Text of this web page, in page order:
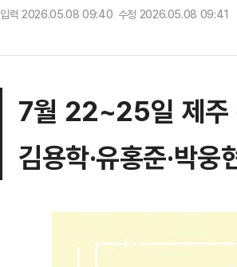
입력 2026.05.08 09:40 수정 2026.05.08 09:41
7월 22~25일 제주
김용학·유홍준·박